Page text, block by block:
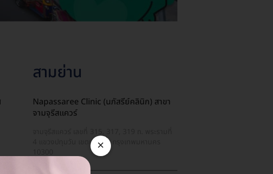
สามย่าน
Napassaree Clinic (นภัสรีย์คลินิก) สาขา
จามจุรีสแควร์
4 แขวงปทุมวัน เขตปทุมวัน กรุงเทพมหานคร
×